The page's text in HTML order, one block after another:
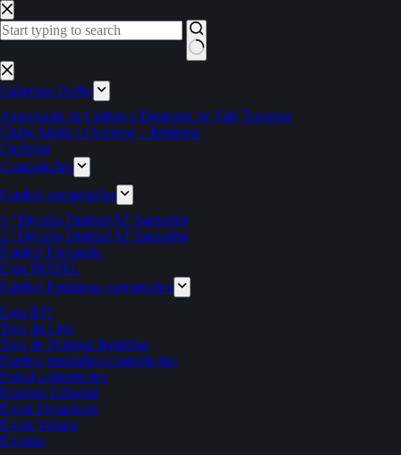
Pular
para
o
Sem
resultados
Cadernos Derby
Associação de Cultura e Desporto de Vale Travesso
Clube Atlético Ouriense – feminino
Ciclismo
Competições
Futebol competições
1.ª Divisão Distrital AF Santarém
2.ª Divisão Distrital AF Santarém
Futebol Formação
Liga INATEL
Futebol Feminino competições
Liga BPI
Taça da Liga
Taça de Portugal feminina
Futebol masculino competições
Futsal competições
Estatuto Editorial
Event Organizers
Event Venues
Eventos